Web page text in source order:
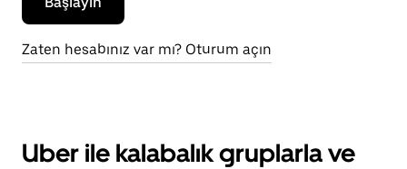
Zaten hesabınız var mı? Oturum açın
Uber ile kalabalık gruplarla ve